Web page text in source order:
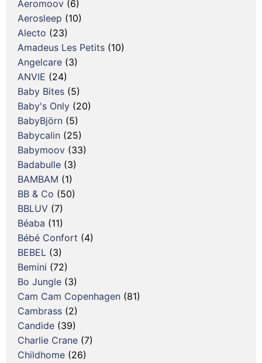
Aeromoov (6)
Aerosleep (10)
Alecto (23)
Amadeus Les Petits (10)
Angelcare (3)
ANVIE (24)
Baby Bites (5)
Baby's Only (20)
BabyBjörn (5)
Babycalin (25)
Babymoov (33)
Badabulle (3)
BAMBAM (1)
BB & Co (50)
BBLUV (7)
Béaba (11)
Bébé Confort (4)
BEBEL (3)
Bemini (72)
Bo Jungle (3)
Cam Cam Copenhagen (81)
Cambrass (2)
Candide (39)
Charlie Crane (7)
Childhome (26)